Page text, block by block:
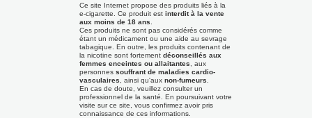
Ce site Internet propose des produits liés à la
e-cigarette. Ce produit est interdit à la vente
aux moins de 18 ans
Ces produits ne sont pas considérés comme
étant un médicament ou une aide au sevrage
tabagique. En outre, les produits contenant de
la nicotine sont fortement déconseillés aux
femmes enceintes ou allaitantes , aux
personnes souffrant de maladies cardio-
vasculaires , ainsi qu'aux non-fumeurs
En cas de doute, veuillez consulter un
professionnel de la santé. En poursuivant votre
visite sur ce site, vous confirmez avoir pris
connaissance de ces informations.